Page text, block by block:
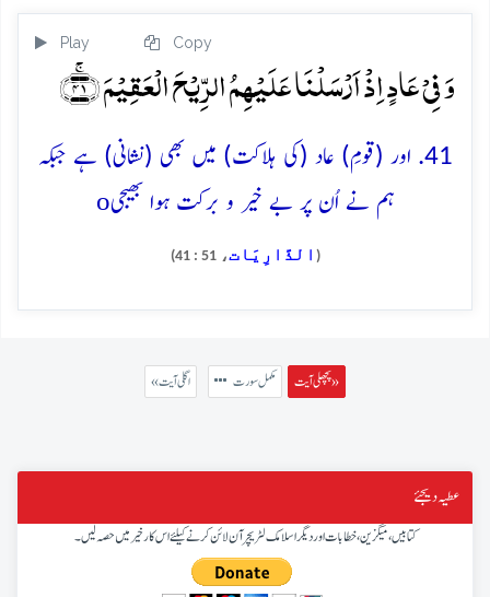
Play Copy
وَ فِیۡ عَادٍ اِذۡ اَرۡسَلۡنَا عَلَیۡہِمُ الرِّیۡحَ الۡعَقِیۡمَ ﴿ۚ۴۱﴾
41. اور (قومِ) عاد (کی ہلاکت) میں بھی (نشانی) ہے جبکہ
ہم نے اُن پر بے خیر و برکت ہوا بھیجیo
( الذَّارِيَات، 51 : 41)
پچھلی آیت » مکمل سورت « اگلی آیت
عطیہ دیجئے
کتابیں، میگزین، خطابات اور دیگر اسلامک لٹریچر آن لائن کرنے کیلئے اس کار خیر میں حصہ لیں۔